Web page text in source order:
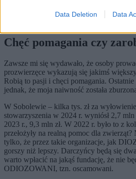
Data Deletion Data
emocjonalny przekaz i powiem to wprost,
Chęć pomagania czy
Zawsze mi się wydawało, że osoby
prozwierzęce wykazują się jakimś
Robią to pasji i chęci pomagania.
jednak, że moja naiwność została
W Sobolewie – kilka tys. zł za
stowarzyszenia w 2024 r. wyniósł 2,7
2023 r., 9,3 mln zł. W 2022 r. było to z
przełożyły na realną pomoc dla
tylko, że przez takie organizacje, jak
gorszy niż lepszy. Darczyńcy będą się
warto wpłacić na jakąś fundację, że nie
ODIOZOWANI, tzn. oscamowani.